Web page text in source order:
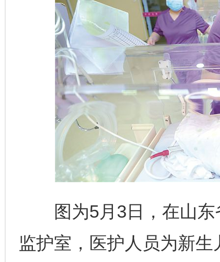
图为5月3日，在山东
监护室，医护人员为新